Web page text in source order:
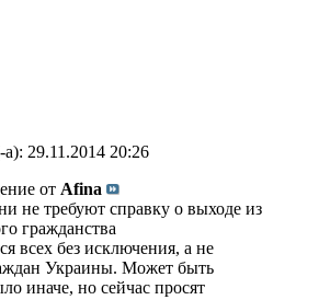
а): 29.11.2014 20:26
от Afina
не требуют справку о выходе из
гражданства
всех без исключения, а не
Украины. Может быть
иначе, но сейчас просят